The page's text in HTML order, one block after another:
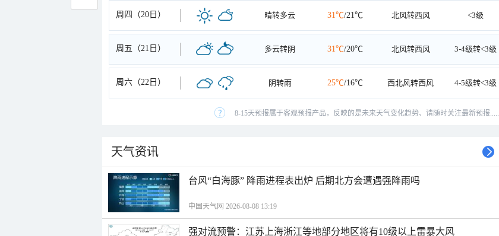
周四（20日） 晴转多云 31℃/21℃ 北风转西风 <3级
周五（21日） 多云转阴 31℃/20℃ 北风转西风 3-4级转<3级
周六（22日） 阴转雨 25℃/16℃ 西北风转西风 4-5级转<3级
8-15天预报属于客观预报产品，反映的是未来天气变化趋势、请随时关注最新预报.....
天气资讯
台风“白海豚” 降雨进程表出炉 后期北方会遭遇强降雨吗
中国天气网 2026-08-08 13:19
强对流预警：江苏上海浙江等地部分地区将有10级以上雷暴大风